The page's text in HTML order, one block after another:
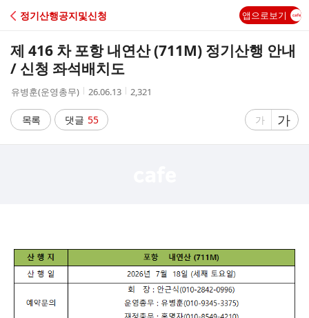
C
A
정기산행공지및신청 앱으로보기
제 416 차 포항 내연산 (711M) 정기산행 안내
/ 신청 좌석배치도
작
자
유병훈(운영총무)
작
시
간
26.06.13
조
2,321
목록 댓글 55
글
가
글
자
가